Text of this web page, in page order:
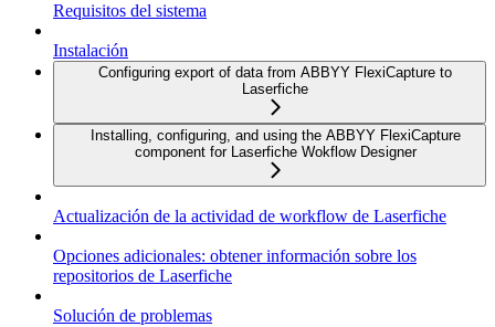
Requisitos del sistema
Instalación
Configuring export of data from ABBYY FlexiCapture to
Laserfiche
Installing, configuring, and using the ABBYY FlexiCapture
component for Laserfiche Wokflow Designer
Actualización de la actividad de workflow de Laserfiche
Opciones adicionales: obtener información sobre los
repositorios de Laserfiche
Solución de problemas